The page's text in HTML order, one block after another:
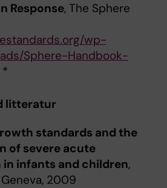
Response, The Sphere
wp-
Sphere-Handbook-
*
litteratur
standards and the
of severe acute
infants and children,
2009